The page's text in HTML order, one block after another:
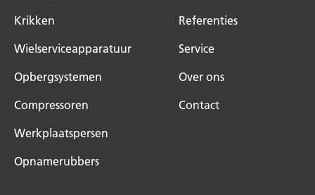
Krikken
Wielserviceapparatuur
Opbergsystemen
Compressoren
Werkplaatspersen
Opnamerubbers
Referenties
Service
Over ons
Contact